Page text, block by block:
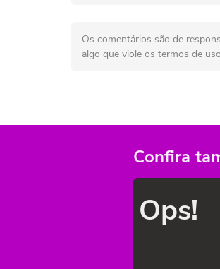
Os comentários são de
algo que viole os termos de
Confira
Ops!